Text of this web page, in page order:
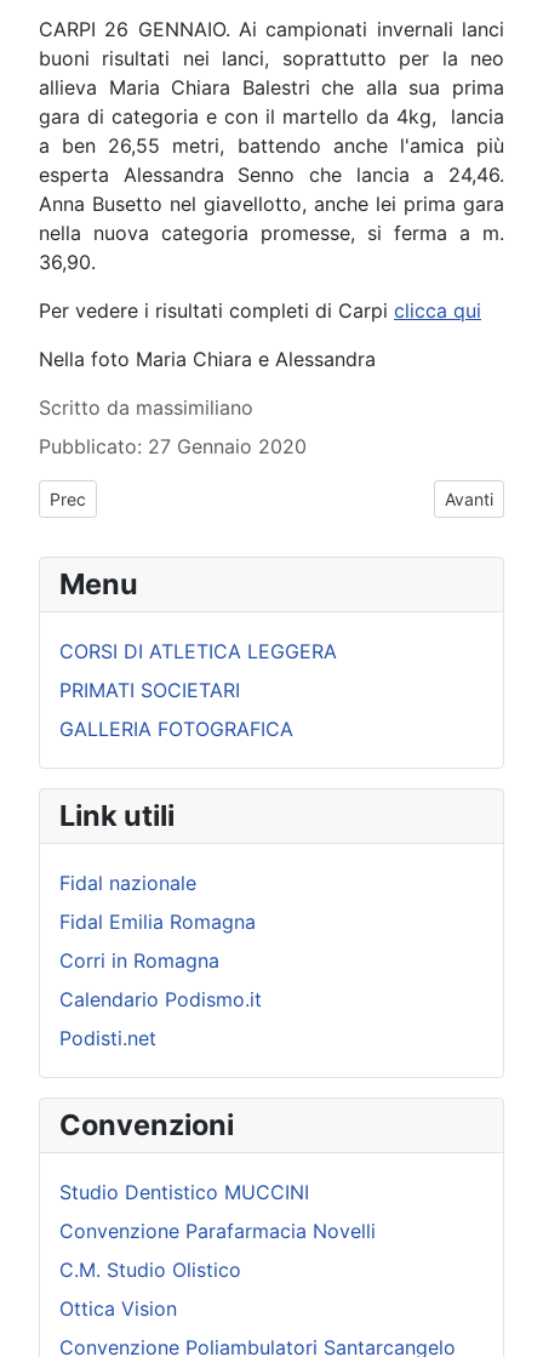
Menu
CORSI DI ATLETICA LEGGERA
PRIMATI SOCIETARI
GALLERIA FOTOGRAFICA
Link utili
Fidal nazionale
Fidal Emilia Romagna
Corri in Romagna
Calendario Podismo.it
Podisti.net
Convenzioni
Studio Dentistico MUCCINI
Convenzione Parafarmacia Novelli
C.M. Studio Olistico
Ottica Vision
Convenzione Poliambulatori Santarcangelo
CARPI 26 GENNAIO. Ai campionati invernali lanci
buoni risultati nei lanci, soprattutto per la neo
allieva Maria Chiara Balestri che alla sua prima
gara di categoria e con il martello da 4kg, lancia
a ben 26,55 metri, battendo anche l'amica più
esperta Alessandra Senno che lancia a 24,46.
Anna Busetto nel giavellotto, anche lei prima gara
nella nuova categoria promesse, si ferma a m.
36,90.
Per vedere i risultati completi di Carpi clicca qui
Nella foto Maria Chiara e Alessandra
Dettagli
Scritto da massimiliano
Pubblicato: 27 Gennaio 2020
Articolo precedente: CAMPIONATI REGIONALI INDOOR A-J-
Prec Articolo
Avanti